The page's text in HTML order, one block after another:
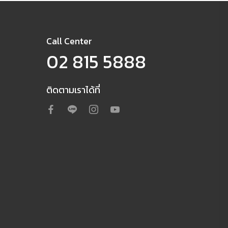
Call Center
02 815 5888
ติดตามเราได้ที่